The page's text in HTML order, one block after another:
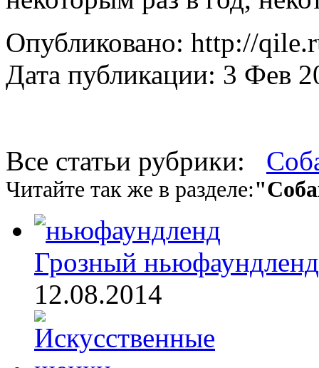
Опубликовано: http://
Дата публикации: 3 Фев
Все статьи рубрики:
Читайте так же в разделе:
Грозный ньюфаундленд
12.08.2014